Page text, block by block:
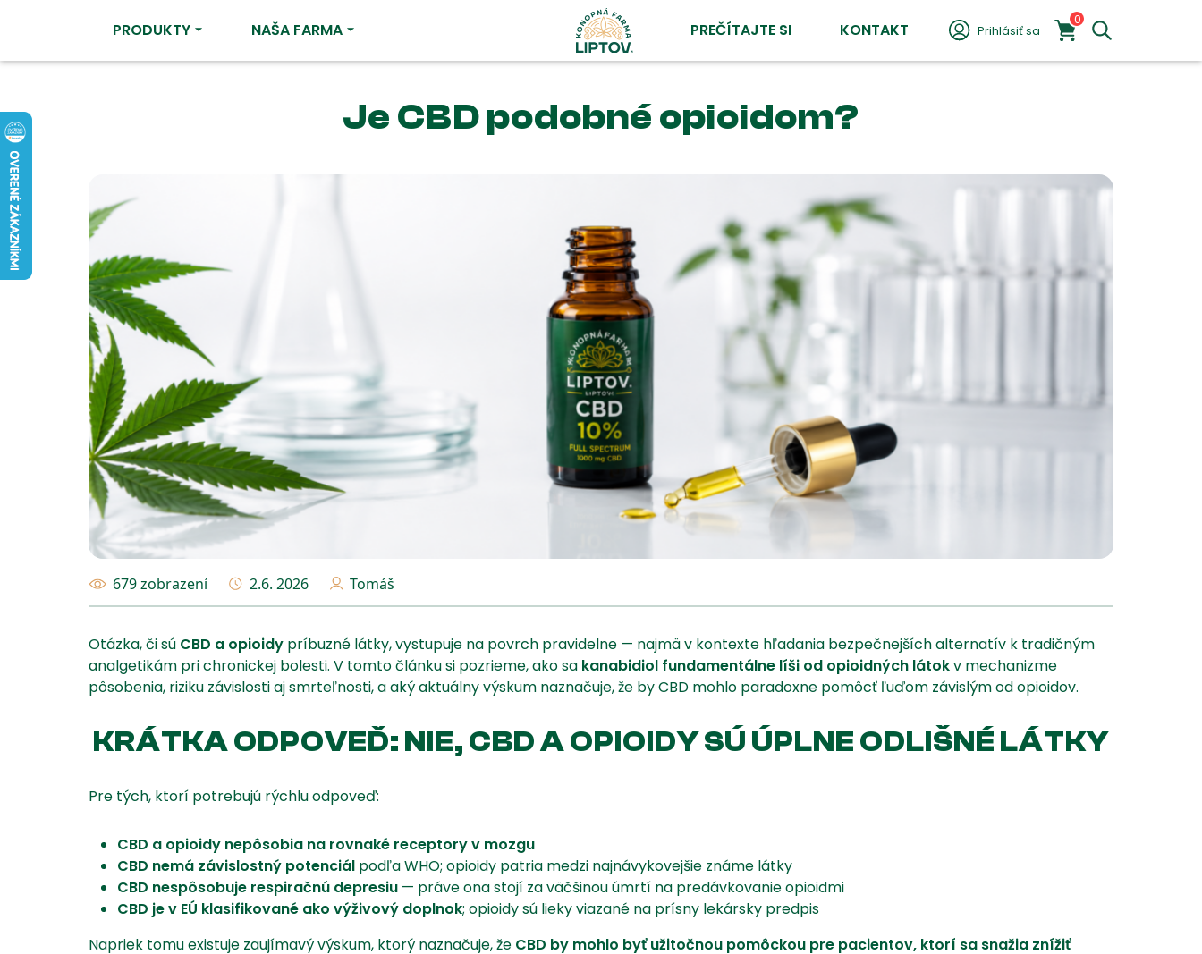
PRODUKTY NAŠA FARMA PREČÍTAJTE SI KONTAKT Prihlásiť sa
0
Je CBD podobné opioidom?
679 zobrazení 2.6. 2026 Tomáš
Otázka, či sú CBD a opioidy príbuzné látky, vystupuje na povrch pravidelne — najmä v kontexte hľadania bezpečnejších alternatív k tradičným
analgetikám pri chronickej bolesti. V tomto článku si pozrieme, ako sa kanabidiol fundamentálne líši od opioidných látokv mechanizme
pôsobenia, riziku závislosti aj smrteľnosti, a aký aktuálny výskum naznačuje, že by CBD mohlo paradoxne pomôcť ľuďom závislým od opioidov.
KRÁTKA ODPOVEĎ: NIE, CBD A OPIOIDY SÚ ÚPLNE ODLIŠNÉ LÁTKY
Pre tých, ktorí potrebujú rýchlu odpoveď:
CBD a opioidy nepôsobia na rovnaké receptory v mozgu
CBD nemá závislostný potenciál podľa WHO; opioidy patria medzi najnávykovejšie známe látky
CBD nespôsobuje respiračnú depresiu — práve ona stojí za väčšinou úmrtí na predávkovanie opioidmi
CBD je v EÚ klasifikované ako výživový doplnok; opioidy sú lieky viazané na prísny lekársky predpis
Napriek tomu existuje zaujímavý výskum, ktorý naznačuje, že CBD by mohlo byť užitočnou pomôckou pre pacientov, ktorí sa snažia znížiť